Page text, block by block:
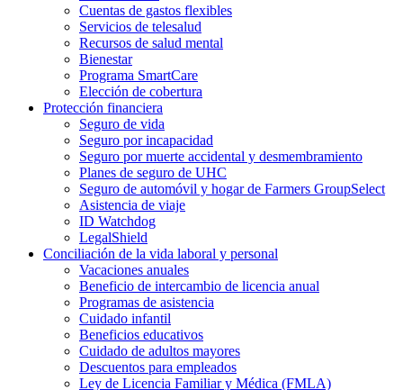
Cuentas de gastos flexibles
Servicios de telesalud
Recursos de salud mental
Bienestar
Programa SmartCare
Elección de cobertura
Protección financiera
Seguro de vida
Seguro por incapacidad
Seguro por muerte accidental y desmembramiento
Planes de seguro de UHC
Seguro de automóvil y hogar de Farmers GroupSelect
Asistencia de viaje
ID Watchdog
LegalShield
Conciliación de la vida laboral y personal
Vacaciones anuales
Beneficio de intercambio de licencia anual
Programas de asistencia
Cuidado infantil
Beneficios educativos
Cuidado de adultos mayores
Descuentos para empleados
Ley de Licencia Familiar y Médica (FMLA)